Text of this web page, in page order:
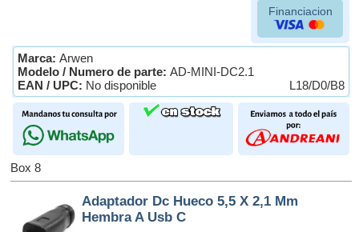
Financiacion
Marca: Arwen
Modelo / Numero de parte: AD-MINI-DC2.1
EAN / UPC: No disponible L18/D0/B8
Box 8
Adaptador Dc Hueco 5,5 X 2,1 Mm
Hembra A Usb C